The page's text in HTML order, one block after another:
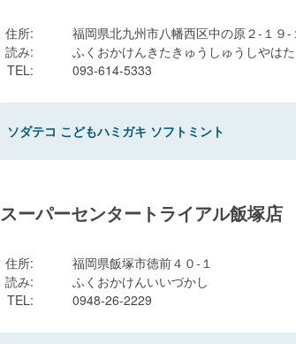
住所:
福岡県北九州市八幡西区中の原２-１９-
読み:
ふくおかけんきたきゅうしゅうしやはた
TEL: 093-614-5333
ソダテコ こどもハミガキ ソフトミント
スーパーセンタートライアル飯塚店
住所:
福岡県飯塚市徳前４０-１
読み:
ふくおかけんいいづかし
TEL: 0948-26-2229